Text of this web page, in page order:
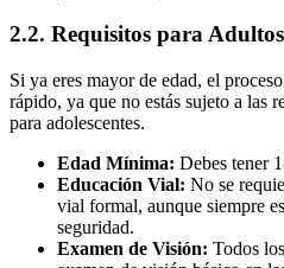
2.2. Requisitos para
Si ya eres mayor de edad, el
rápido, ya que no estás sujeto a las
para adolescentes.
Edad Mínima: Debes tener
Educación Vial: No se
vial formal, aunque siempre
seguridad.
Examen de Visión: Todos